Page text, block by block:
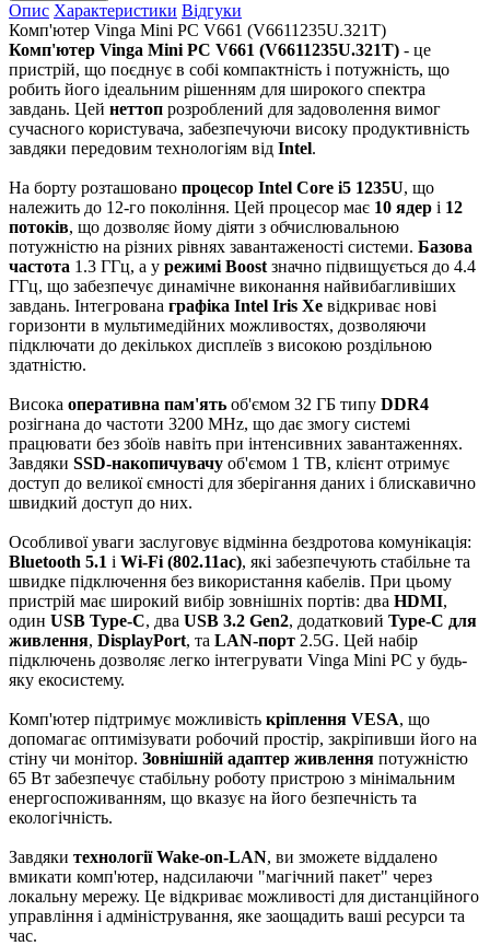
Опис Характеристики Відгуки
Комп'ютер Vinga Mini PC V661 (V6611235U.321T)
Комп'ютер Vinga Mini PC V661 (V6611235U.321T) - це
пристрій, що поєднує в собі компактність і потужність, що
робить його ідеальним рішенням для широкого спектра
завдань. Цей неттоп розроблений для задоволення вимог
сучасного користувача, забезпечуючи високу продуктивність
завдяки передовим технологіям від Intel.
На борту розташовано процесор Intel Core i5 1235U, що
належить до 12-го покоління. Цей процесор має 10 ядер і 12
потоків, що дозволяє йому діяти з обчислювальною
потужністю на різних рівнях завантаженості системи. Базова
частота 1.3 ГГц, а у режимі Boost значно підвищується до 4.4
ГГц, що забезпечує динамічне виконання найвибагливіших
завдань. Інтегрована графіка Intel Iris Xe відкриває нові
горизонти в мультимедійних можливостях, дозволяючи
підключати до декількох дисплеїв з високою роздільною
здатністю.
Висока оперативна пам'ять об'ємом 32 ГБ типу DDR4
розігнана до частоти 3200 MHz, що дає змогу системі
працювати без збоїв навіть при інтенсивних завантаженнях.
Завдяки SSD-накопичувачу об'ємом 1 TB, клієнт отримує
доступ до великої ємності для зберігання даних і блискавично
швидкий доступ до них.
Особливої уваги заслуговує відмінна бездротова комунікація:
Bluetooth 5.1 і Wi-Fi (802.11ac), які забезпечують стабільне та
швидке підключення без використання кабелів. При цьому
пристрій має широкий вибір зовнішніх портів: два HDMI,
один USB Type-C, два USB 3.2 Gen2, додатковий Type-C для
живлення, DisplayPort, та LAN-порт 2.5G. Цей набір
підключень дозволяє легко інтегрувати Vinga Mini PC у будь-
яку екосистему.
Комп'ютер підтримує можливість кріплення VESA, що
допомагає оптимізувати робочий простір, закріпивши його на
стіну чи монітор. Зовнішній адаптер живлення потужністю
65 Вт забезпечує стабільну роботу пристрою з мінімальним
енергоспоживанням, що вказує на його безпечність та
екологічність.
Завдяки технології Wake-on-LAN, ви зможете віддалено
вмикати комп'ютер, надсилаючи "магічний пакет" через
локальну мережу. Це відкриває можливості для дистанційного
управління і адміністрування, яке заощадить ваші ресурси та
час.